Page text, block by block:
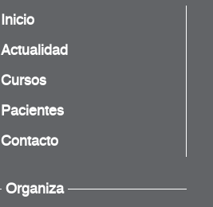
Inicio
Actualidad
Cursos
Pacientes
Contacto
Organiza